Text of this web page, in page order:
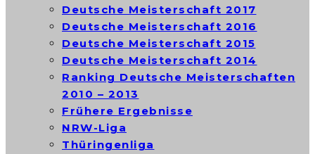
Deutsche Meisterschaft 2017
Deutsche Meisterschaft 2016
Deutsche Meisterschaft 2015
Deutsche Meisterschaft 2014
Ranking Deutsche Meisterschaften
2010 – 2013
Frühere Ergebnisse
NRW-Liga
Thüringenliga